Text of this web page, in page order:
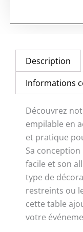
Description
Informations
Découvrez
empilable en
et pratique
Sa
facile et son
type de
restreints ou
cette table
votre